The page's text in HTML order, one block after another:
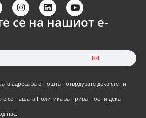
се на нашиот е-
адреса за е-пошта потврдувате дека сте ги
со нашата Политика за приватност и дека
нас.